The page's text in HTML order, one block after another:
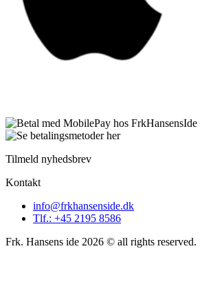
Tilmeld nyhedsbrev
Kontakt
info@frkhansenside.dk
Tlf.: +45 2195 8586
Frk. Hansens ide 2026 © all rights reserved.